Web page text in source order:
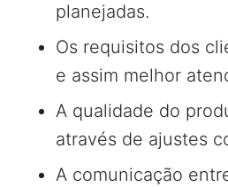
planejadas.
Os requisitos dos
e assim melhor
A qualidade do
através de ajustes
A comunicação